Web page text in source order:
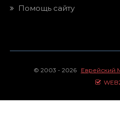
Помощь сайту
© 2003 - 2026 Еврейский